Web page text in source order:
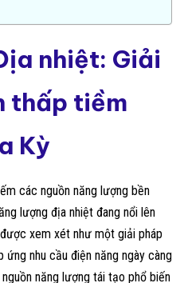
nhiệt: Giải
thấp tiềm
Kỳ
các nguồn năng lượng bền
lượng địa nhiệt đang nổi lên
xem xét như một giải pháp
nhu cầu điện năng ngày càng
năng lượng tái tạo phổ biến